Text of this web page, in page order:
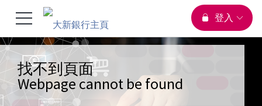
跳到主要內容
單
切
登入
您正在瀏覽
頁首
找不到頁面
Webpage cannot be found